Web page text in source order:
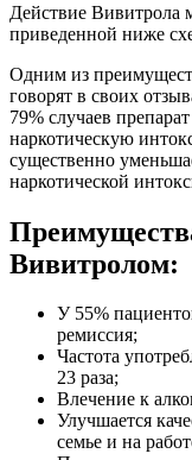
Действие Вивитрола
приведенной ниже
Одним из
говорят в своих
79% случаев
наркотическую
существенно
наркотической
Вивитролом:
У 55%
ремиссия;
Частота
23 раза;
Влечение к
Улучшается
семье и на